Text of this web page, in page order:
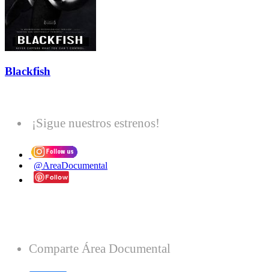
Blackfish
¡Sigue nuestros estrenos!
@AreaDocumental
Comparte Área Documental